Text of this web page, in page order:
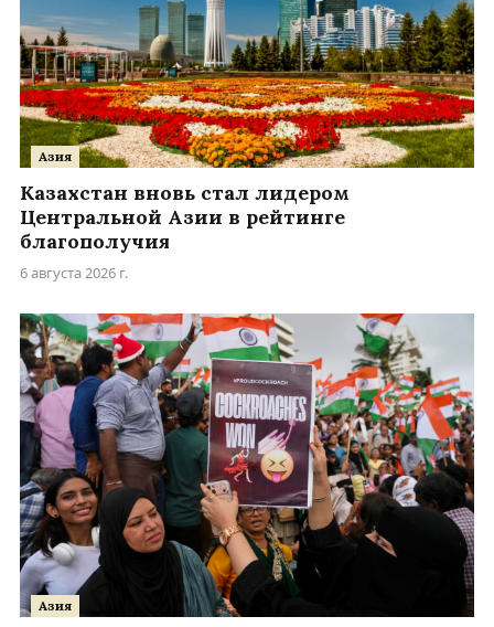
Азия
Казахстан вновь стал лидером
Центральной Азии в рейтинге
благополучия
6 августа 2026 г.
Азия